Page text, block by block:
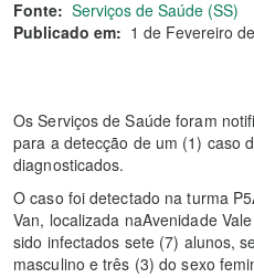
Fonte: Serviços de Saúde (SS)
Publicado em: 1 de Fevereiro
Os Serviços de Saúde foram
para a detecção de um (1) caso
diagnosticados.
O caso foi detectado na turma
Van, localizada naAvenidade
sido infectados sete (7) alunos,
masculino e três (3) do sexo